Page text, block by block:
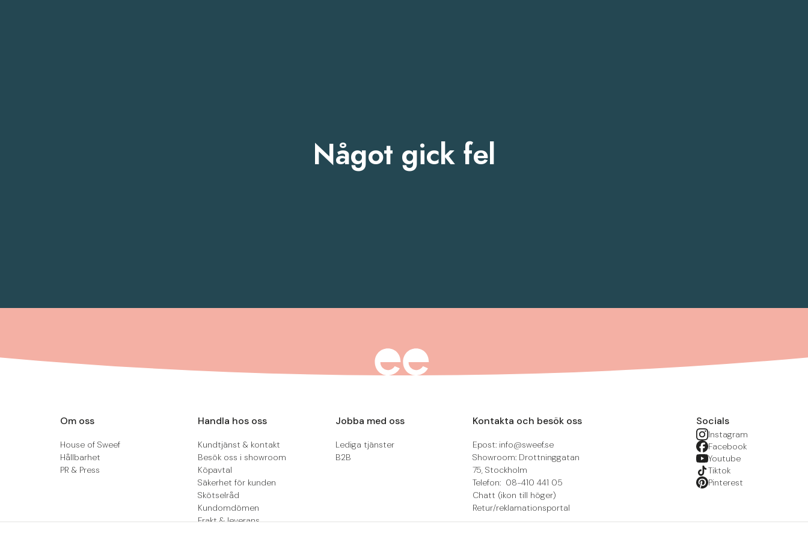
Något gick fel
Om oss
House of Sweef
Hållbarhet
PR & Press
Handla hos oss
Kundtjänst & kontakt
Besök oss i showroom
Köpavtal
Säkerhet för kunden
Skötselråd
Kundomdömen
Frakt & leverans
Jobba med oss
Lediga tjänster
B2B
Kontakta och besök oss
Epost: info@sweef.se
Showroom: Drottninggatan
75, Stockholm
Telefon: 08-410 441 05
Chatt (ikon till höger)
Retur/reklamationsportal
Socials
Instagram
Facebook
Youtube
Tiktok
Pinterest